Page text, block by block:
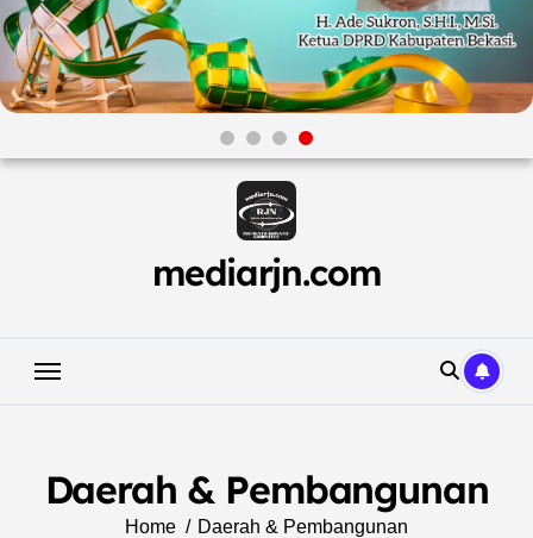
Skip
mediarjn.com
Daerah & Pembangunan
Home Daerah & Pembangunan